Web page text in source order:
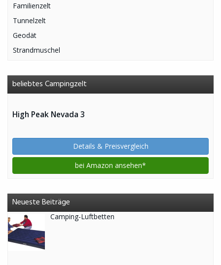
Familienzelt
Tunnelzelt
Geodät
Strandmuschel
beliebtes Campingzelt
High Peak Nevada 3
Details & Preisvergleich
bei Amazon ansehen*
Neueste Beiträge
Camping-Luftbetten